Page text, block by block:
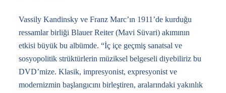
Vassily Kandinsky ve Franz Marc’ın 1911’de kurduğu
ressamlar birliği Blauer Reiter (Mavi Süvari) akımının
etkisi büyük bu albümde. “İç içe geçmiş sanatsal ve
sosyopolitik strüktürlerin müziksel belgeseli diyebiliriz bu
DVD’mize. Klasik, impresyonist, expresyonist ve
modernizmin başlangıcını birleştiren, aralarındaki yakınlık